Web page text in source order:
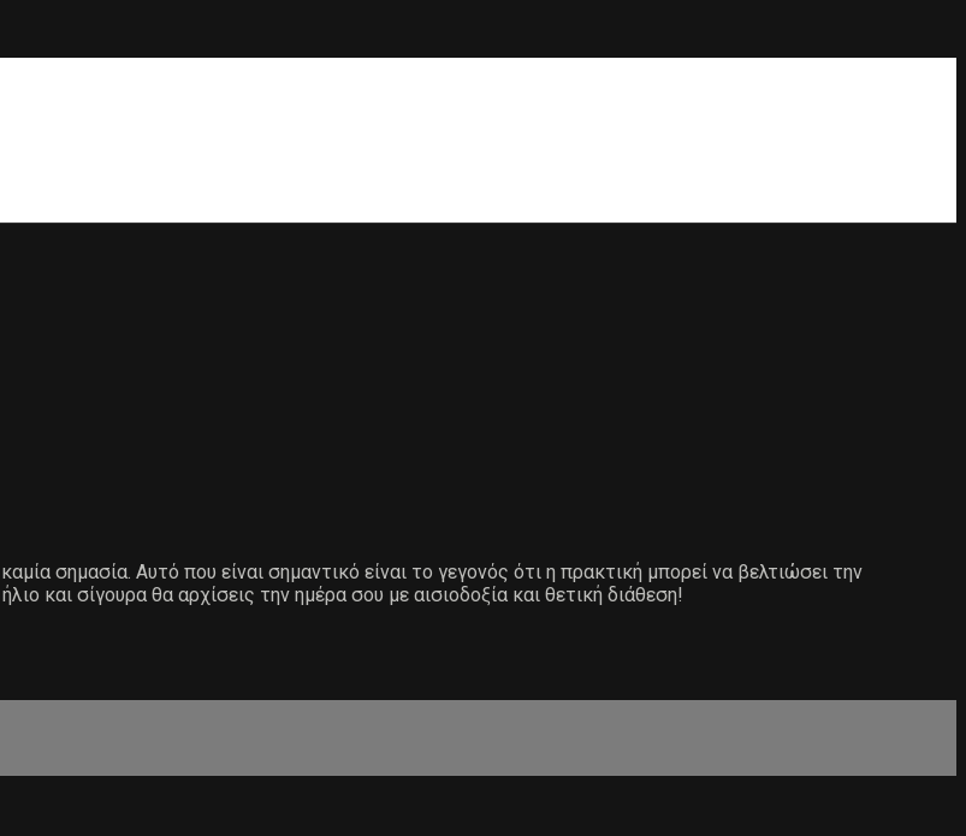
σημασία. Αυτό που είναι σημαντικό είναι το γεγονός ότι η πρακτική μπορεί να βελτιώσει την
και σίγουρα θα αρχίσεις την ημέρα σου με αισιοδοξία και θετική διάθεση!